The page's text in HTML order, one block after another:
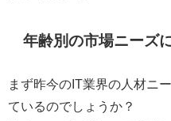
年齢別の市場ニーズ
まず昨今のIT業界の人材ニ
ているのでしょうか？